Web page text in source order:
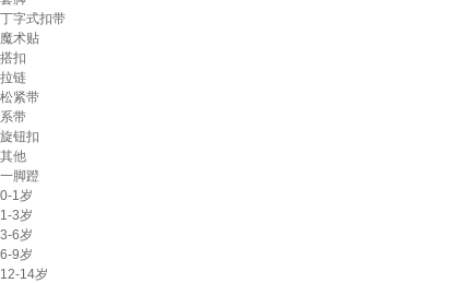
丁字式扣带
魔术贴
搭扣
拉链
松紧带
系带
旋钮扣
其他
一脚蹬
0-1岁
1-3岁
3-6岁
6-9岁
12-14岁